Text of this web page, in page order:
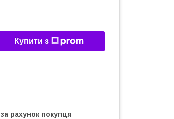
Купити з
за рахунок покупця